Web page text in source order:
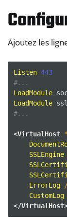
Ajoutez les
Listen 443
#...
LoadModule
LoadModule
#...
<VirtualHost
SSLEngine
ErrorLog
CustomLog
</